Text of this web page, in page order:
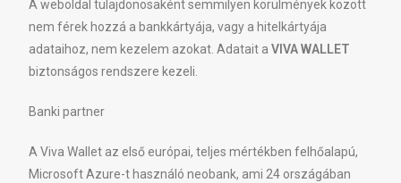
A weboldal tulajdonosaként semmilyen körülmények között
nem férek hozzá a bankkártyája, vagy a hitelkártyája
adataihoz, nem kezelem azokat. Adatait aVIVA WALLET
biztonságos rendszere kezeli.
Banki partner
A Viva Wallet az első európai, teljes mértékben felhőalapú,
Microsoft Azure-t használó neobank, ami 24 országában